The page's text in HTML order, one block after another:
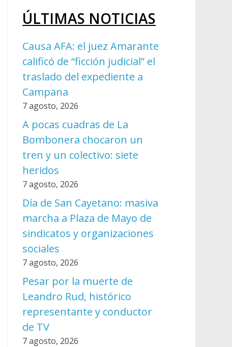
ÚLTIMAS NOTICIAS
Causa AFA: el juez Amarante
calificó de “ficción judicial” el
traslado del expediente a
Campana
7 agosto, 2026
A pocas cuadras de La
Bombonera chocaron un
tren y un colectivo: siete
heridos
7 agosto, 2026
Día de San Cayetano: masiva
marcha a Plaza de Mayo de
sindicatos y organizaciones
sociales
7 agosto, 2026
Pesar por la muerte de
Leandro Rud, histórico
representante y conductor
de TV
7 agosto, 2026